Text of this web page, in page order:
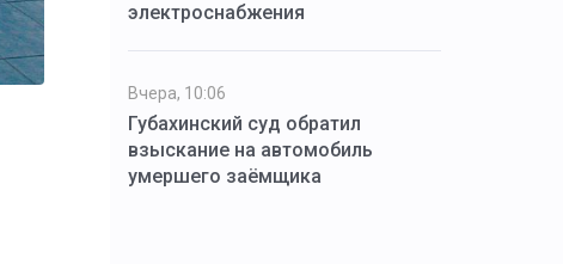
электроснабжения
Вчера, 10:06
Губахинский суд обратил
взыскание на автомобиль
умершего заёмщика